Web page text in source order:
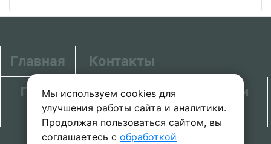
Мы используем cookies для
улучшения работы сайта и аналитики.
Продолжая пользоваться сайтом, вы
соглашаетесь с обработкой
Главная
Контакты
Политика в отношении обработки
персональных данных